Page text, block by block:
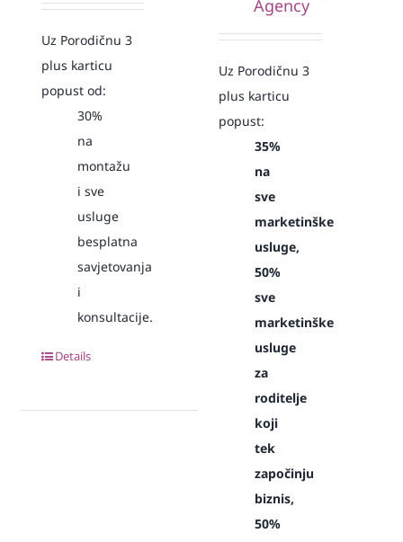
Uz Porodičnu 3
plus karticu
popust od:
30%
na
montažu
i sve
usluge
besplatna
savjetovanja
i
konsultacije.
Details
Agency
Uz Porodičnu 3
plus karticu
popust:
35%
na
sve
marketinške
usluge,
50%
sve
marketinške
usluge
za
roditelje
koji
tek
započinju
biznis,
50%